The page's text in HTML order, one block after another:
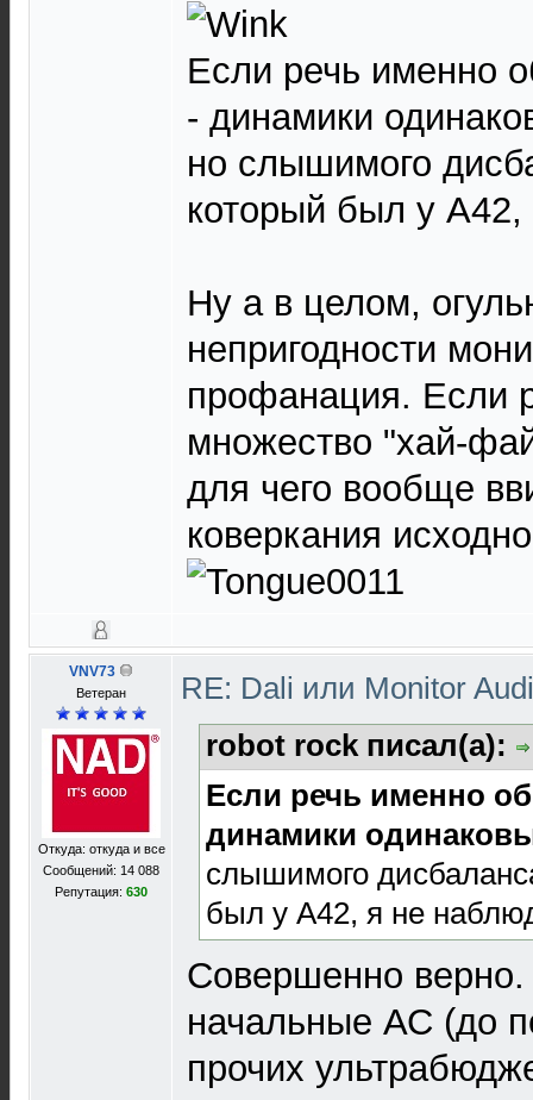
Если речь именно
- динамики
но слышимого
который был у
Ну а в целом,
непригодности
профанация. Если
множество "хай-
для чего вообще
коверкания
VNV73
Ветеран
Откуда: откуда и все
Сообщений: 14 088
Репутация: 630
RE: Dali или Monitor
robot rock писал(а):
Если речь именно
динамики
слышимого
был у А42, я не
Совершенно верно.
начальные АС (до
прочих